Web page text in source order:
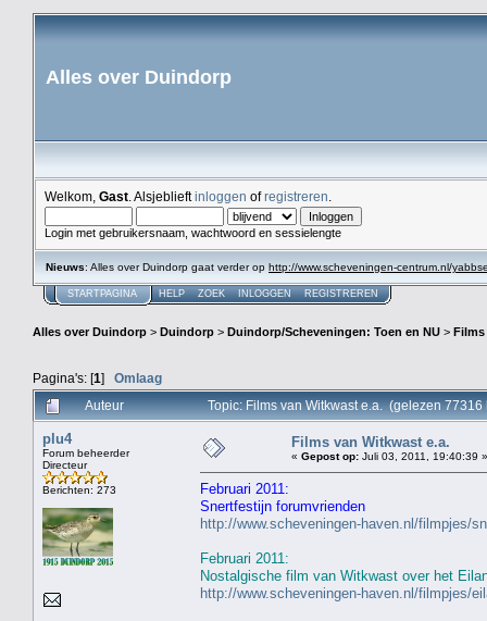
Alles over Duindorp
Welkom, Gast . Alsjeblieftinloggen ofregistreren
Login met gebruikersnaam, wachtwoord en sessielengte
Nieuws: Alles over Duindorp gaat verder op http://www.scheveningen-centrum.nl/
STARTPAGINA HELP ZOEK INLOGGEN REGISTREREN
Alles over Duindorp > Duindorp > Duindorp/Scheveningen: Toen en NU >
Pagina's: [1] Omlaag
Auteur
Topic: Films van Witkwast e.a. (gelezen 77316
plu4
Forum beheerder
Directeur
Berichten: 273
Films van Witkwast e.a.
« Gepost op: Juli 03, 2011, 19:40:39 »
Februari 2011:
Snertfestijn forumvrienden
http://www.scheveningen-haven.nl/filmpjes/
Februari 2011:
Nostalgische film van Witkwast over het
http://www.scheveningen-haven.nl/filmpjes/